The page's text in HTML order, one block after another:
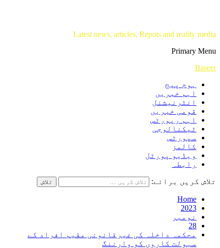
Latest news, articles, Repots and reality media
Primary Menu
Baseer
ہوم پیج
اہم خبریں
انٹرنیشنل
قومی خبریں
اہم رپورٹس
ٹیکنالوجی
سپورٹس
کالمز
ویڈیو پورٹل
رابطہ
تلاش کریں برائے:
Home
2023
نومبر
28
محکمہ داخلہ کی غیرقانونی مقیم افراد کے
سہولت کاروں کو وارننگ